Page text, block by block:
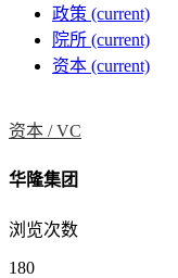
政策 (current)
院所 (current)
资本 (current)
资本 /VC
华隆集团
浏览次数
180